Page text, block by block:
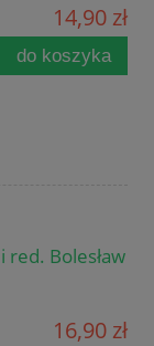
14,90 zł
do koszyka
Bolesław
16,90 zł